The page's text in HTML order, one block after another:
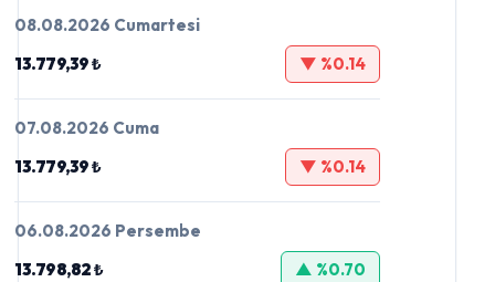
08.08.2026 Cumartesi
13.779,39 ₺
▼ %0.14
07.08.2026 Cuma
13.779,39 ₺
▼ %0.14
06.08.2026 Persembe
13.798,82 ₺
▲ %0.70